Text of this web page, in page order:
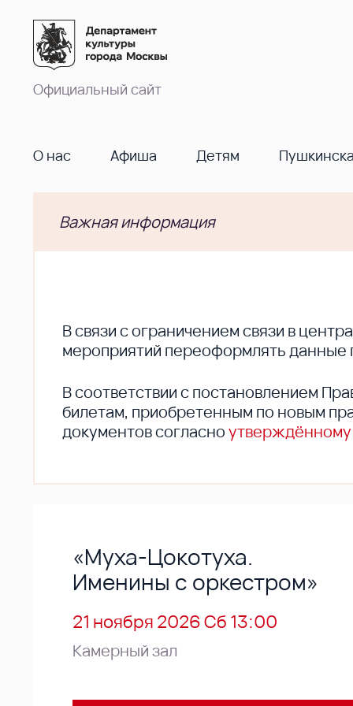
Официальный сайт
О нас Афиша Детям
Важная информация
В cвязи с ограничением связи в
мероприятий переоформлять данные
В соответствии с постановлением
билетам, приобретенным по новым
документов согласно
«Муха-Цокотуха.
Именины с оркестром»
21 ноября 2026 Сб 13:00
Камерный зал